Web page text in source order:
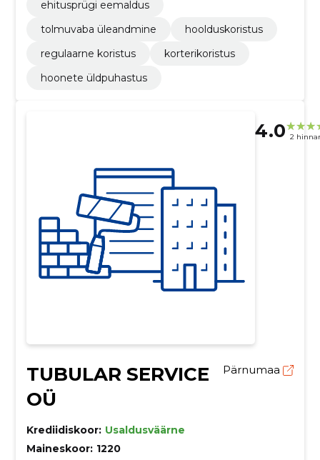
ehitusprügi eemaldus
tolmuvaba üleandmine
hoolduskoristus
regulaarne koristus
korterikoristus
hoonete üldpuhastus
4.0 2
TUBULAR SERVICE
OÜ
Pärnumaa
Krediidiskoor: Usaldusväärne
Maineskoor: 1220